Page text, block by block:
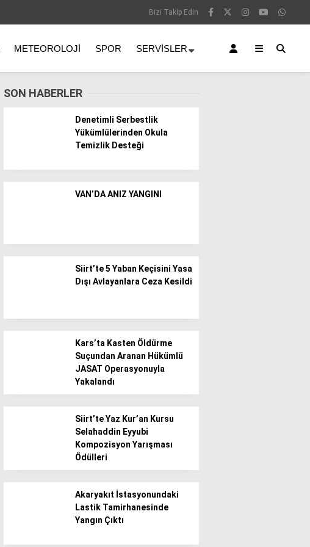
Politika / Siyaset
Bizi Takip Edin
METEOROLOJI SPOR SERVISLER
SON HABERLER
Denetimli Serbestlik
Yükümlülerinden Okula
Temizlik Desteği
VAN’DA ANIZ YANGINI
Siirt’te 5 Yaban Keçisini Yasa
Dışı Avlayanlara Ceza Kesildi
Kars’ta Kasten Öldürme
Suçundan Aranan Hükümlü
JASAT Operasyonuyla
Yakalandı
Siirt’te Yaz Kur’an Kursu
Selahaddin Eyyubi
Kompozisyon Yarışması
Ödülleri
Akaryakıt İstasyonundaki
Lastik Tamirhanesinde
Yangın Çıktı